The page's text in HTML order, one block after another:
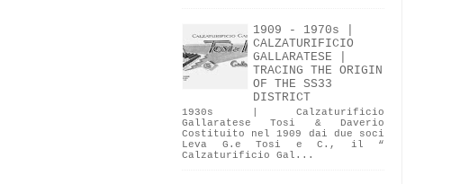
1909 - 1970s |
CALZATURIFICIO
GALLARATESE |
TRACING THE ORIGIN
OF THE SS33
DISTRICT
1930s | Calzaturificio
Gallaratese Tosi & Daverio
Costituito nel 1909 dai due soci
Leva G.e Tosi e C., il “
Calzaturificio Gal...